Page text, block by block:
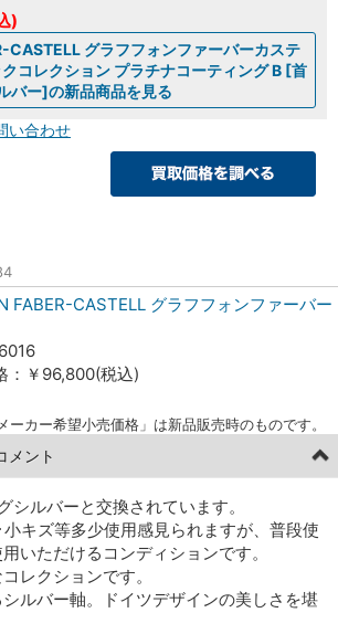
)
CASTELL グラフフォンファーバーカステ
コレクション プラチナコーティング B [首
バー]の新品商品を見る
い合わせ
FABER-CASTELL グラフフォンファーバー
：￥96,800(税込)
カー希望小売価格」は新品販売時のものです。
メント
シルバーと交換されています。
キズ等多少使用感見られますが、普段使
いただけるコンディションです。
レクションです。
シルバー軸。ドイツデザインの美しさを堪